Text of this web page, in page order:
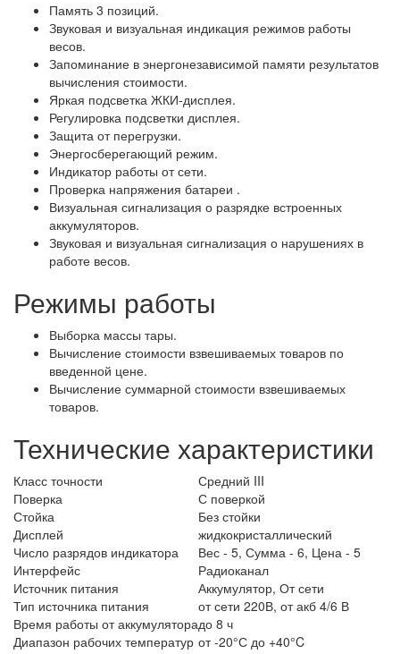
Память 3 позиций.
Звуковая и визуальная индикация режимов работы
весов.
Запоминание в энергонезависимой памяти результатов
вычисления стоимости.
Яркая подсветка ЖКИ-дисплея.
Регулировка подсветки дисплея.
Защита от перегрузки.
Энергосберегающий режим.
Индикатор работы от сети.
Проверка напряжения батареи .
Визуальная сигнализация о разрядке встроенных
аккумуляторов.
Звуковая и визуальная сигнализация о нарушениях в
работе весов.
Режимы работы
Выборка массы тары.
Вычисление стоимости взвешиваемых товаров по
введенной цене.
Вычисление суммарной стоимости взвешиваемых
товаров.
Технические характеристики
Класс точности
Средний III
Поверка
С поверкой
Стойка
Без стойки
Дисплей
жидкокристаллический
Число разрядов индикатора
Вес - 5, Сумма - 6, Цена - 5
Интерфейс
Радиоканал
Источник питания
Аккумулятор, От сети
Тип источника питания
от сети 220В, от акб 4/6 В
Время работы от аккумуляторадо 8 ч
Диапазон рабочих температур от -20°С до +40°C